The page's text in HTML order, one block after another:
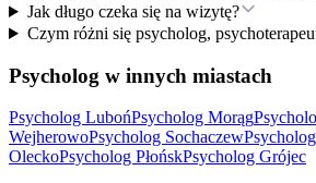
Jak długo czeka się na wizytę?
Czym różni się psycholog,
Psycholog w innych miastach
Psycholog LubońPsycholog Morąg
WejherowoPsycholog SochaczewPsycholog
OleckoPsycholog PłońskPsycholog Grójec